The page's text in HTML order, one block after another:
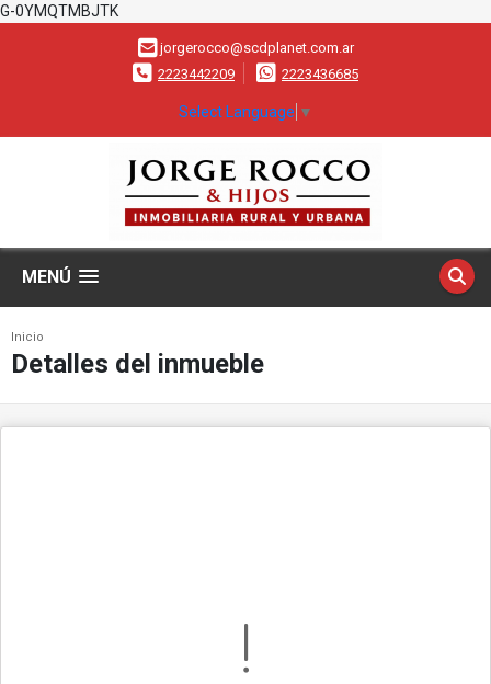
G-0YMQTMBJTK
jorgerocco@scdplanet.com.ar
2223442209
2223436685
Select Language ▼
MENÚ
Inicio
Detalles del inmueble